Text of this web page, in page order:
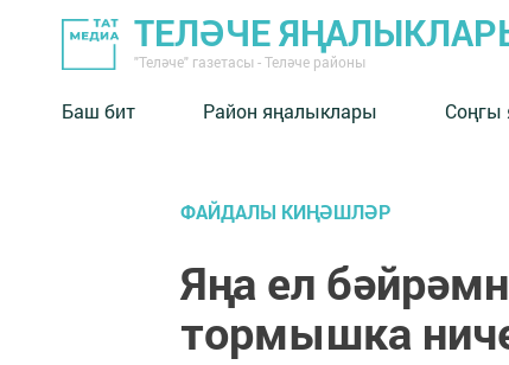
ТЕЛӘЧЕ
"Теләче" газетасы - Теләче районы
Баш бит Район яңалыклары Соңгы
ФАЙДАЛЫ КИҢӘШЛӘР
Яңа ел
тормышка